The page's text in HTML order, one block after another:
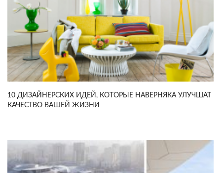
10 ДИЗАЙНЕРСКИХ ИДЕЙ, КОТОРЫЕ НАВЕРНЯКА УЛУЧШАТ
КАЧЕСТВО ВАШЕЙ ЖИЗНИ